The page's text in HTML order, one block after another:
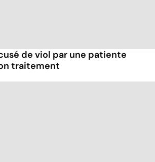
de viol par une patiente
traitement